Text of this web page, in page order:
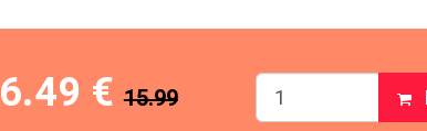
6.49 €15.99